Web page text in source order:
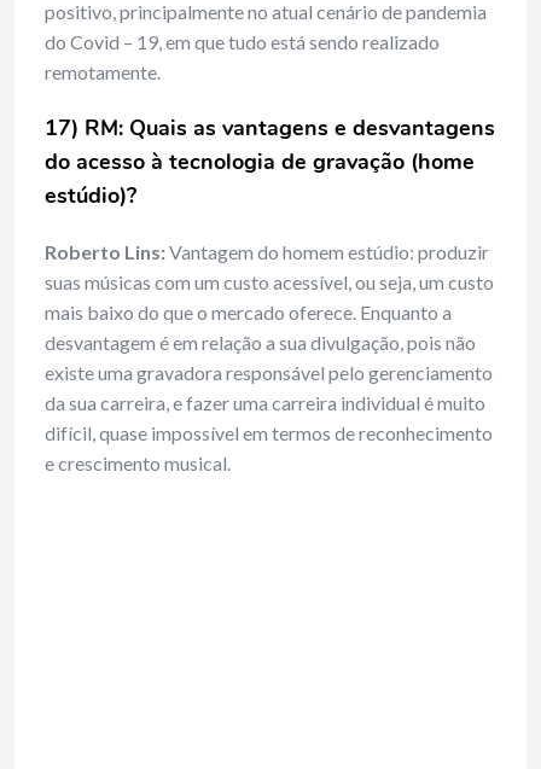
positivo, principalmente no atual cenário de pandemia
do Covid – 19, em que tudo está sendo realizado
remotamente.
17) RM: Quais as vantagens e desvantagens
do acesso à tecnologia de gravação (home
estúdio)?
Roberto Lins:Vantagem do homem estúdio: produzir
suas músicas com um custo acessível, ou seja, um custo
mais baixo do que o mercado oferece. Enquanto a
desvantagem é em relação a sua divulgação, pois não
existe uma gravadora responsável pelo gerenciamento
da sua carreira, e fazer uma carreira individual é muito
difícil, quase impossível em termos de reconhecimento
e crescimento musical.